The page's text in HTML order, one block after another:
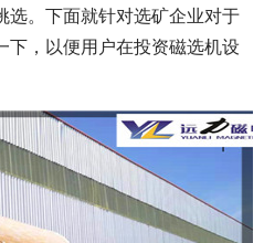
选。下面就针对选矿企业对于
下，以便用户在投资磁选机设